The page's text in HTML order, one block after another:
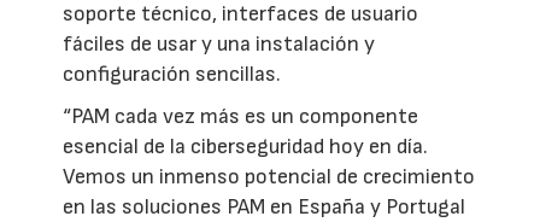
soporte técnico, interfaces de usuario
fáciles de usar y una instalación y
configuración sencillas.
“PAM cada vez más es un componente
esencial de la ciberseguridad hoy en día.
Vemos un inmenso potencial de crecimiento
en las soluciones PAM en España y Portugal